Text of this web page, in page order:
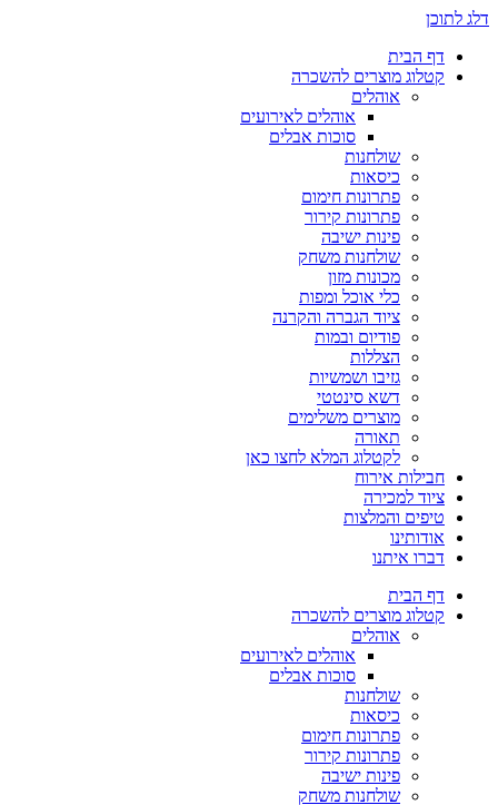
דלג לתוכן
דף הבית
קטלוג מוצרים להשכרה
אוהלים
אוהלים לאירועים
סוכות אבלים
שולחנות
כיסאות
פתרונות חימום
פתרונות קירור
פינות ישיבה
שולחנות משחק
מכונות מזון
כלי אוכל ומפות
ציוד הגברה והקרנה
פודיום ובמות
הצללות
גזיבו ושמשיות
דשא סינטטי
מוצרים משלימים
תאורה
לקטלוג המלא לחצו כאן
חבילות אירוח
ציוד למכירה
טיפים והמלצות
אודותינו
דברו איתנו
דף הבית
קטלוג מוצרים להשכרה
אוהלים
אוהלים לאירועים
סוכות אבלים
שולחנות
כיסאות
פתרונות חימום
פתרונות קירור
פינות ישיבה
שולחנות משחק